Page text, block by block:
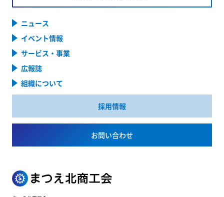
ニュース
イベント情報
サービス・事業
広報誌
組織について
採用情報
お問い合わせ